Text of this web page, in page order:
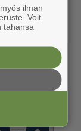
ilman
Voit
tahansa